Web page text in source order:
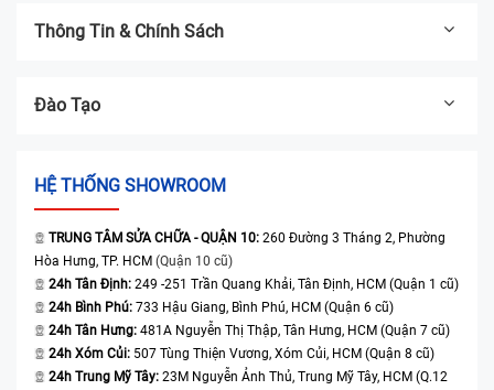
Thông Tin & Chính Sách
Đào Tạo
HỆ THỐNG SHOWROOM
TRUNG TÂM SỬA CHỮA - QUẬN 10: 260 Đường 3 Tháng 2, Phường
Hòa Hưng, TP. HCM (Quận 10 cũ)
24h Tân Định: 249 -251 Trần Quang Khải, Tân Định, HCM (Quận 1 cũ)
24h Bình Phú: 733 Hậu Giang, Bình Phú, HCM (Quận 6 cũ)
24h Tân Hưng: 481A Nguyễn Thị Thập, Tân Hưng, HCM (Quận 7 cũ)
24h Xóm Củi: 507 Tùng Thiện Vương, Xóm Củi, HCM (Quận 8 cũ)
24h Trung Mỹ Tây: 23M Nguyễn Ảnh Thủ, Trung Mỹ Tây, HCM (Q.12